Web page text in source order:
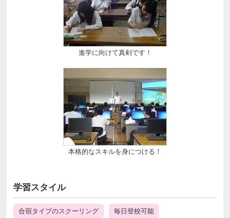
進学に向けて真剣です！
本格的なスキルを身につける！
学習スタイル
合宿タイプのスクーリング 毎日登校可能